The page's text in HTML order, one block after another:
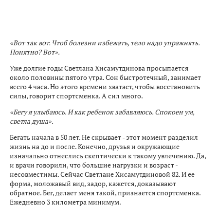
«Вот так вот. Чтоб болезни избежать, тело надо упражнять.
Понятно? Вот».
Уже долгие годы Светлана Хисамутдинова просыпается
около половины пятого утра. Сон быстротечный, занимает
всего 4 часа. Но этого времени хватает, чтобы восстановить
силы, говорит спортсменка. А сил много.
«Бегу я улыбаюсь. И как ребенок забавляюсь. Спокоен ум,
светла душа».
Бегать начала в 50 лет. Не скрывает - этот момент разделил
жизнь на до и после. Конечно, друзья и окружающие
изначально отнеслись скептически к такому увлечению. Да,
и врачи говорили, что большие нагрузки и возраст -
несовместимы. Сейчас Светлане Хисамутдиновой 82. И ее
форма, моложавый вид, задор, кажется, доказывают
обратное. Бег, делает меня такой, признается спортсменка.
Ежедневно 3 километра минимум.